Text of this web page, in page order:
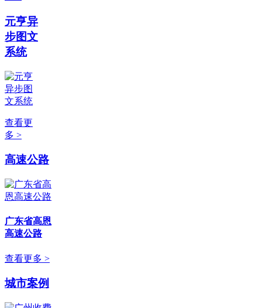
元亨异
步图文
系统
查看更
多 >
高速公路
广东省高恩
高速公路
查看更多 >
城市案例